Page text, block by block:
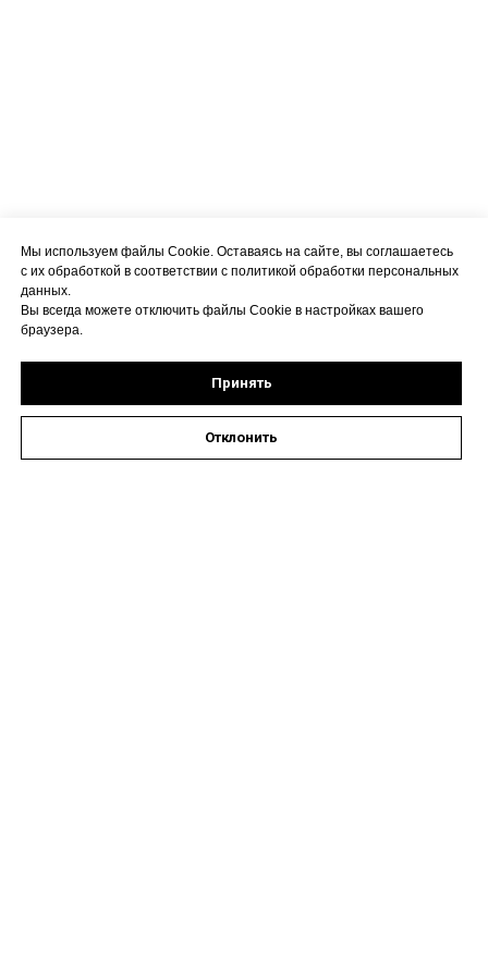
Мы используем файлы Cookie. Оставаясь на сайте, вы соглашаетесь
с их обработкой в соответствии с политикой обработки персональных
данных.
Вы всегда можете отключить файлы Cookie в настройках вашего
браузера.
Принять
Отклонить
Оставить заявку на запись к специалисту